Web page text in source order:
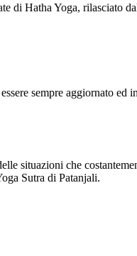
di Hatha Yoga, rilasciato
sempre aggiornato ed
situazioni che
Sutra di Patanjali.